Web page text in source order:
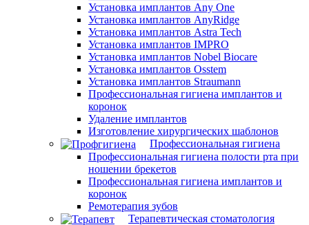
Установка имплантов Any One
Установка имплантов AnyRidge
Установка имплантов Astra Tech
Установка имплантов IMPRO
Установка имплантов Nobel Biocare
Установка имплантов Osstem
Установка имплантов Straumann
Профессиональная гигиена имплантов и
коронок
Удаление имплантов
Изготовление хирургических шаблонов
Профессиональная гигиена
Профессиональная гигиена полости рта при
ношении брекетов
Профессиональная гигиена имплантов и
коронок
Ремотерапия зубов
Терапевтическая стоматология